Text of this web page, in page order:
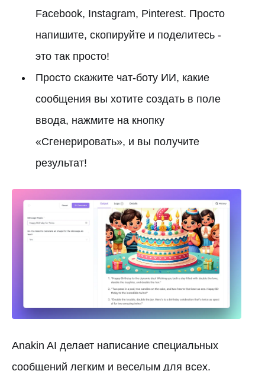
Facebook, Instagram, Pinterest. Просто
напишите, скопируйте и поделитесь -
это так просто!
Просто скажите чат-боту ИИ, какие
сообщения вы хотите создать в поле
ввода, нажмите на кнопку
«Сгенерировать», и вы получите
результат!
Anakin AI делает написание специальных
сообщений легким и веселым для всех.